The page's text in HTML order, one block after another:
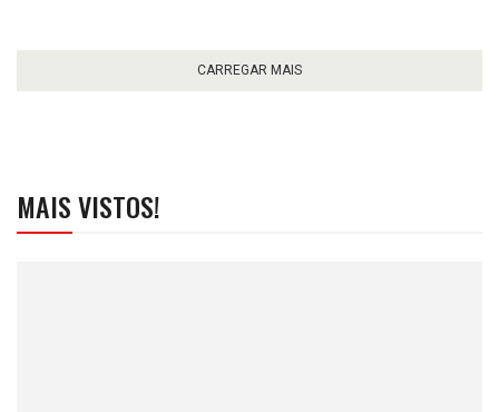
CARREGAR MAIS
MAIS VISTOS!